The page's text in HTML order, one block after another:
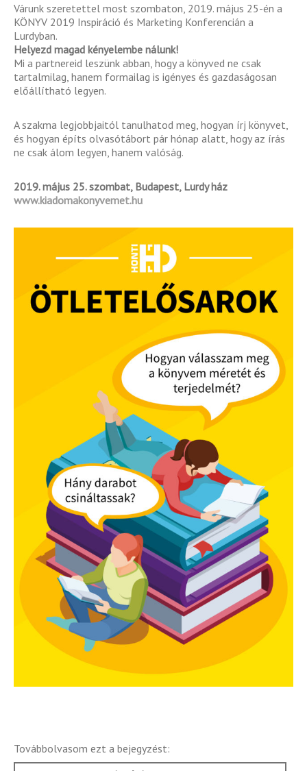
Várunk szeretettel most szombaton, 2019. május 25-én a
KÖNYV 2019 Inspiráció és Marketing Konferencián a
Lurdyban.
Helyezd magad kényelembe nálunk!
Mi a partnereid leszünk abban, hogy a könyved ne csak
tartalmilag, hanem formailag is igényes és gazdaságosan
előállítható legyen.
A szakma legjobbjaitól tanulhatod meg, hogyan írj könyvet,
és hogyan építs olvasótábort pár hónap alatt, hogy az írás
ne csak álom legyen, hanem valóság.
2019. május 25. szombat, Budapest, Lurdy ház
www.kiadomakonyvemet.hu
Továbbolvasom ezt a bejegyzést: